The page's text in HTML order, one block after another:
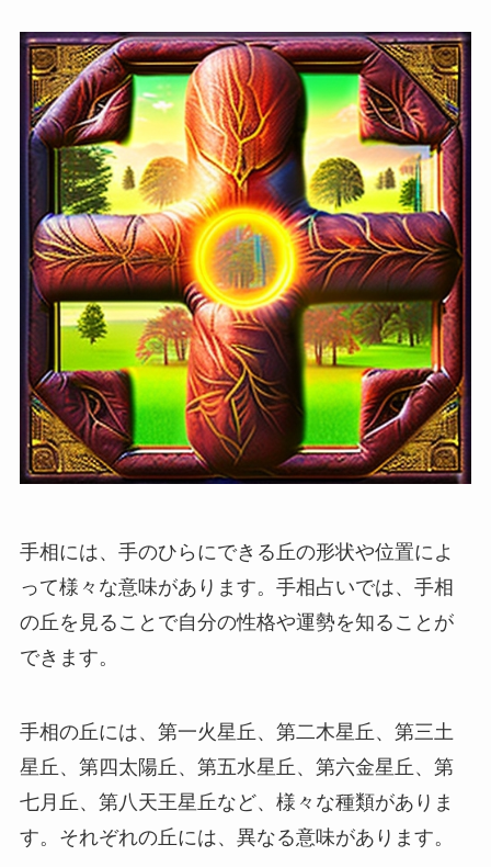
手相には、手のひらにできる丘の形状や位置によ
って様々な意味があります。手相占いでは、手相
の丘を見ることで自分の性格や運勢を知ることが
できます。
手相の丘には、第一火星丘、第二木星丘、第三土
星丘、第四太陽丘、第五水星丘、第六金星丘、第
七月丘、第八天王星丘など、様々な種類がありま
す。それぞれの丘には、異なる意味があります。